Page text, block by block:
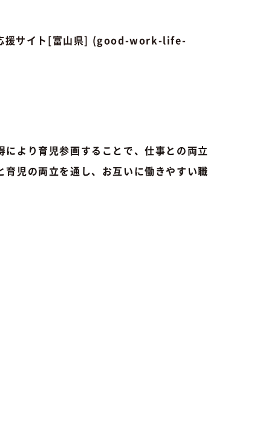
援サイト[富山県] (good-work-life-
より育児参画することで、仕事との両立
児の両立を通し、お互いに働きやすい職